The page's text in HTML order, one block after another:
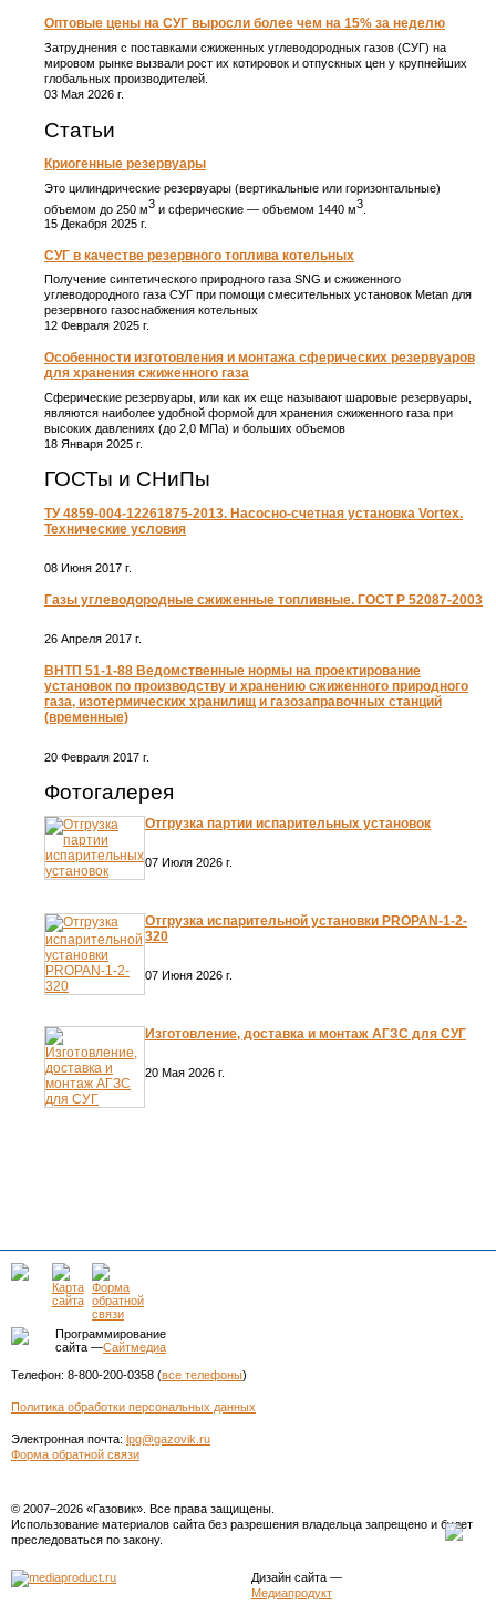
Оптовые цены на СУГ выросли более чем на 15% за неделю
Затруднения с поставками сжиженных углеводородных газов (СУГ) на
мировом рынке вызвали рост их котировок и отпускных цен у крупнейших
глобальных производителей.
03 Мая 2026 г.
Статьи
Криогенные резервуары
Это цилиндрические резервуары (вертикальные или горизонтальные)
объемом до 250 м3 и сферические ― объемом 1440 м3
15 Декабря 2025 г.
СУГ в качестве резервного топлива котельных
Получение синтетического природного газа SNG и сжиженного
углеводородного газа СУГ при помощи смесительных установок Metan для
резервного газоснабжения котельных
12 Февраля 2025 г.
Особенности изготовления и монтажа сферических резервуаров
для хранения сжиженного газа
Сферические резервуары, или как их еще называют шаровые резервуары,
являются наиболее удобной формой для хранения сжиженного газа при
высоких давлениях (до 2,0 МПа) и больших объемов
18 Января 2025 г.
ГОСТы и СНиПы
ТУ 4859-004-12261875-2013. Насосно-счетная установка Vortex.
Технические условия
08 Июня 2017 г.
Газы углеводородные сжиженные топливные. ГОСТ Р 52087-2003
26 Апреля 2017 г.
ВНТП 51-1-88 Ведомственные нормы на проектирование
установок по производству и хранению сжиженного природного
газа, изотермических хранилищ и газозаправочных станций
(временные)
20 Февраля 2017 г.
Фотогалерея
Отгрузка партии испарительных установок
07 Июля 2026 г.
Отгрузка испарительной установки PROPAN-1-2-
320
07 Июня 2026 г.
Изготовление, доставка и монтаж АГЗС для СУГ
20 Мая 2026 г.
Программирование
сайта —Сайтмедиа
Телефон: 8-800-200-0358 (все телефоны)
Политика обработки персональных данных
Электронная почта: lpg@gazovik.ru
Форма обратной связи
© 2007–2026 «Газовик». Все права защищены.
Использование материалов сайта без разрешения владельца запрещено и будет
преследоваться по закону.
Дизайн сайта—
Медиапродукт